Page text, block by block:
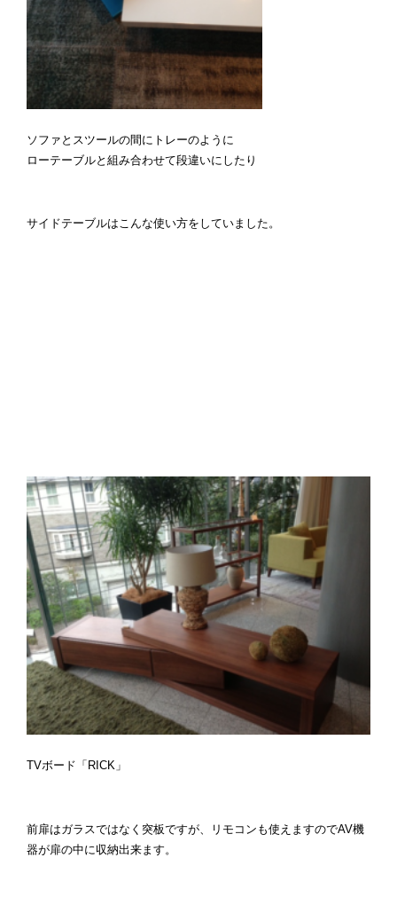
ソファとスツールの間にトレーのように
ローテーブルと組み合わせて段違いにしたり
サイドテーブルはこんな使い方をしていました。
TVボード「RICK」
前扉はガラスではなく突板ですが、リモコンも使えますのでAV機
器が扉の中に収納出来ます。